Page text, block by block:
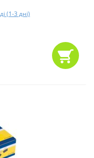
(1-3 дні)